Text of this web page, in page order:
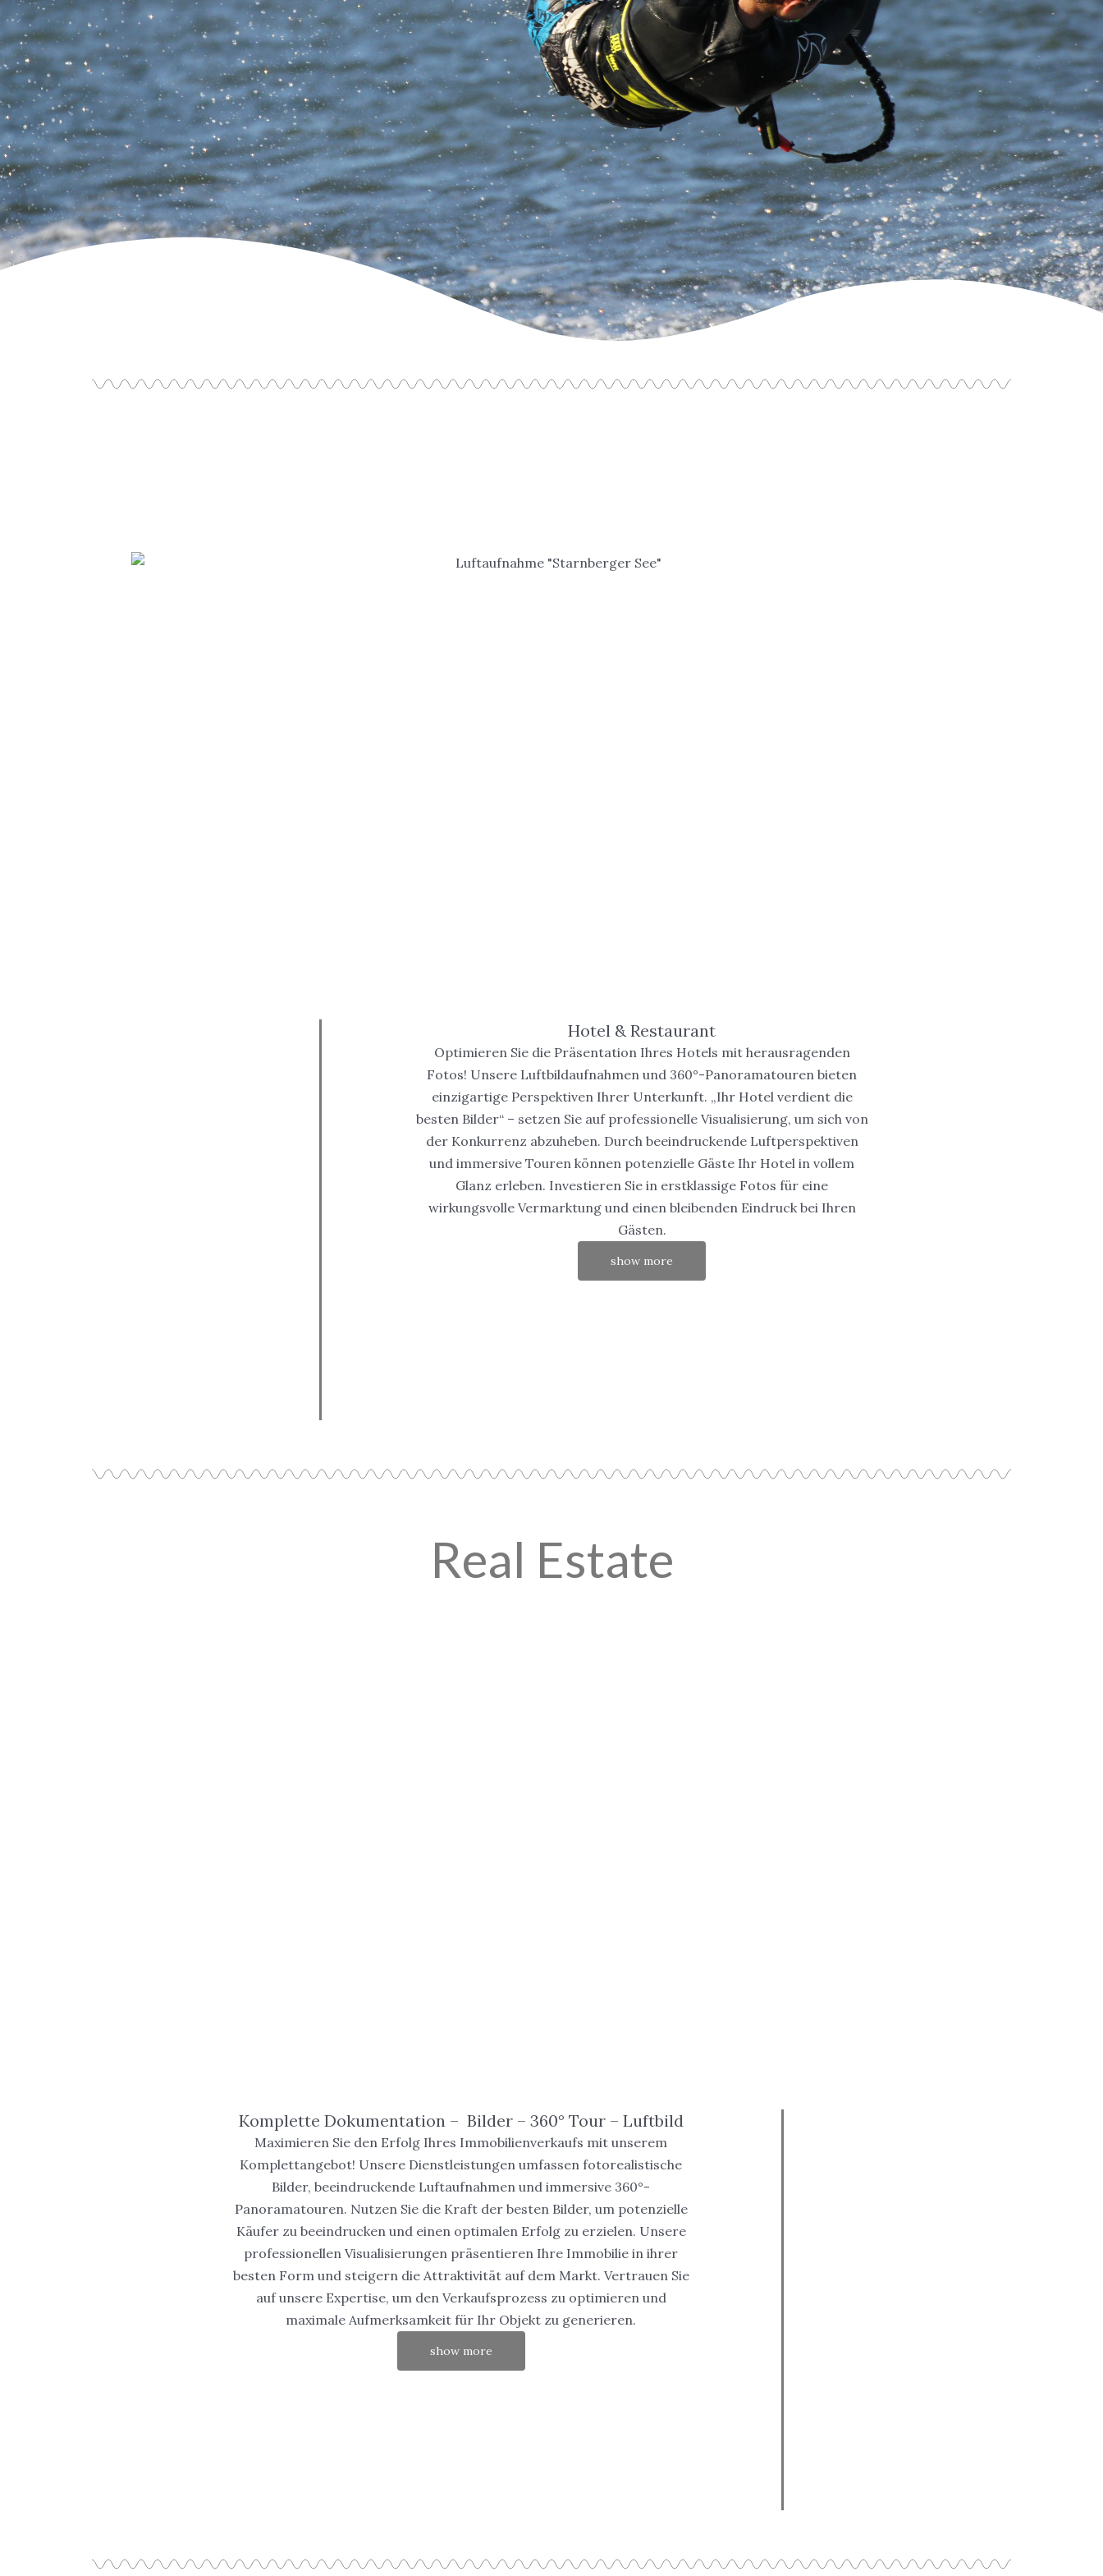
Hotel & Restaurant
Optimieren Sie die Präsentation Ihres Hotels mit herausragenden
Fotos! Unsere Luftbildaufnahmen und 360°-Panoramatouren bieten
einzigartige Perspektiven Ihrer Unterkunft. „Ihr Hotel verdient die
besten Bilder“ – setzen Sie auf professionelle Visualisierung, um sich von
der Konkurrenz abzuheben. Durch beeindruckende Luftperspektiven
und immersive Touren können potenzielle Gäste Ihr Hotel in vollem
Glanz erleben. Investieren Sie in erstklassige Fotos für eine
wirkungsvolle Vermarktung und einen bleibenden Eindruck bei Ihren
Gästen.
show more
Real Estate
Komplette Dokumentation – Bilder – 360° Tour – Luftbild
Maximieren Sie den Erfolg Ihres Immobilienverkaufs mit unserem
Komplettangebot! Unsere Dienstleistungen umfassen fotorealistische
Bilder, beeindruckende Luftaufnahmen und immersive 360°-
Panoramatouren. Nutzen Sie die Kraft der besten Bilder, um potenzielle
Käufer zu beeindrucken und einen optimalen Erfolg zu erzielen. Unsere
professionellen Visualisierungen präsentieren Ihre Immobilie in ihrer
besten Form und steigern die Attraktivität auf dem Markt. Vertrauen Sie
auf unsere Expertise, um den Verkaufsprozess zu optimieren und
maximale Aufmerksamkeit für Ihr Objekt zu generieren.
show more